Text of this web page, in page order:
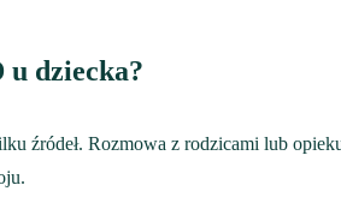
u dziecka?
źródeł. Rozmowa z rodzicami lub